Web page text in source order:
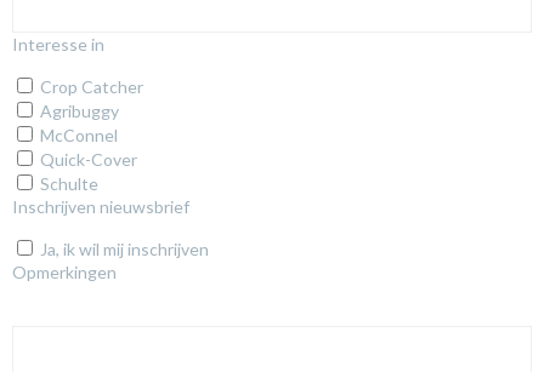
Interesse in
Crop Catcher
Agribuggy
McConnel
Quick-Cover
Schulte
Inschrijven nieuwsbrief
Ja, ik wil mij inschrijven
Opmerkingen